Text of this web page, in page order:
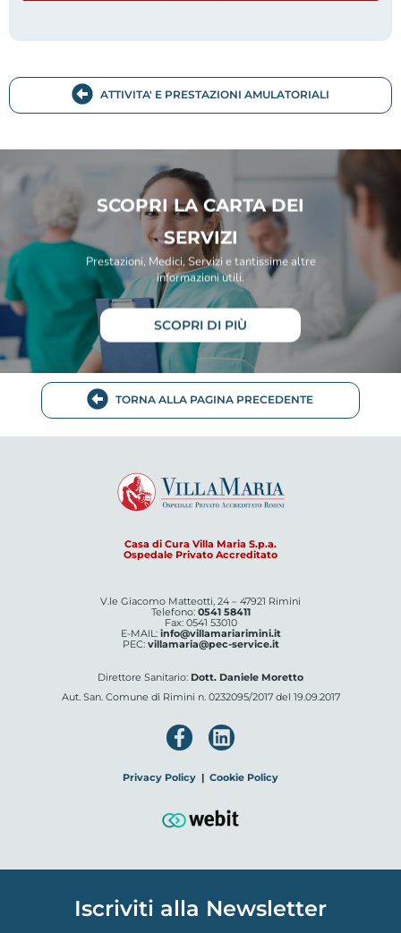
ATTIVITA' E PRESTAZIONI AMULATORIALI
SCOPRI LA CARTA DEI
SERVIZI
Prestazioni, Medici, Servizi e tantissime altre
informazioni utili.
SCOPRI DI PIÙ
TORNA ALLA PAGINA PRECEDENTE
Casa di Cura Villa Maria S.p.a.
Ospedale Privato Accreditato
V.le Giacomo Matteotti, 24 – 47921 Rimini
Telefono: 0541 58411
Fax: 0541 53010
E-MAIL: info@villamariarimini.it
PEC: villamaria@pec-service.it
Direttore Sanitario: Dott. Daniele Moretto
Aut. San. Comune di Rimini n. 0232095/2017 del 19.09.2017
Privacy Policy | Cookie Policy
Iscriviti alla Newsletter